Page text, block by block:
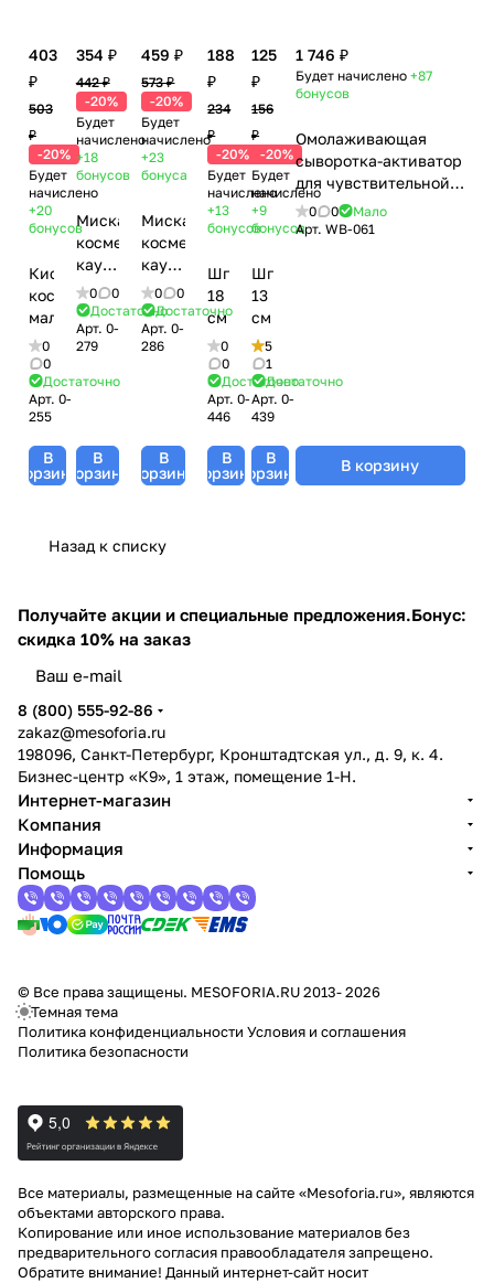
403
₽
503
₽
-20%
Будет
начислено
+20
бонусов
Кисть
косметическая
малая
0
0
Достаточно
Арт. 0-
255
В
корзину
354 ₽
442 ₽
-20%
Будет
начислено
+18
бонусов
Миска
косметическая
каучуковая,
11 см
0
0
Достаточно
Арт. 0-
279
В
корзину
459 ₽
573 ₽
-20%
Будет
начислено
+23
бонуса
Миска
косметическая
каучуковая,
13 см
0
0
Достаточно
Арт.0-
286
В
корзину
188
₽
234
₽
-20%
Будет
начислено
+13
бонусов
Шпатель,
18
см
0
0
Достаточно
Арт.0-
446
В
корзину
125
₽
156
₽
-20%
Будет
начислено
+9
бонусов
Шпатель,
13
см
5
1
Достаточно
Арт.0-
439
В
корзину
1 746 ₽
Будет начислено +87
бонусов
Омолаживающая
сыворотка-активатор
для чувствительной
кожи / Activator
Serum For Sensitive
0 0
Мало
Арт. WB-061
В корзину
Назад к списку
Получайте акции и специальные предложения.Бонус:
скидка 10% на заказ
8 (800) 555-92-86
zakaz@mesoforia.ru
198096, Санкт-Петербург, Кронштадтская ул., д. 9, к. 4.
Бизнес-центр «К9», 1 этаж, помещение 1-Н.
Интернет-магазин
Компания
Информация
Помощь
© Все права защищены. MESOFORIA.RU 2013- 2026
Темная тема
Политика конфиденциальности Условия и соглашения
Политика безопасности
Все материалы, размещенные на сайте «Mesoforia.ru», являются
объектами авторского права.
Копирование или иное использование материалов без
предварительного согласия правообладателя запрещено.
Обратите внимание! Данный интернет-сайт носит